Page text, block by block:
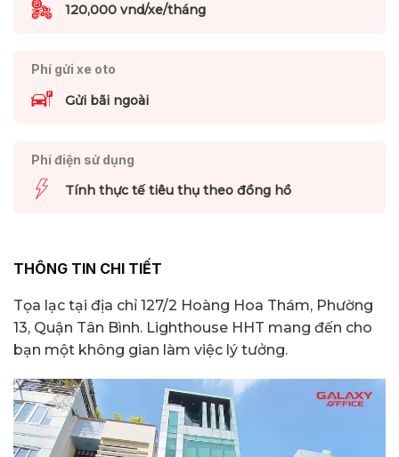
120,000 vnd/xe/tháng
Phí gửi xe oto
Gửi bãi ngoài
Phí điện sử dụng
Tính thực tế tiêu thụ theo đồng hồ
THÔNG TIN CHI TIẾT
Tọa lạc tại địa chỉ 127/2 Hoàng Hoa Thám, Phường
13, Quận Tân Bình. Lighthouse HHT mang đến cho
bạn một không gian làm việc lý tưởng.